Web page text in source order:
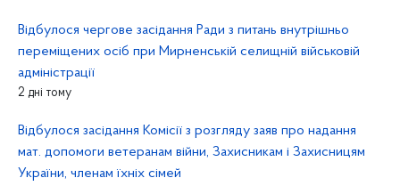
Відбулося чергове засідання Ради з питань внутрішньо
переміщених осіб при Мирненській селищній військовій
адміністрації
2 дні тому
Відбулося засідання Комісії з розгляду заяв про надання
мат. допомоги ветеранам війни, Захисникам і Захисницям
України, членам їхніх сімей